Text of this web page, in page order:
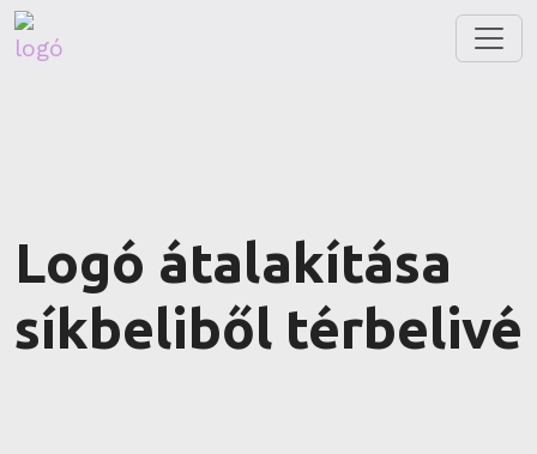
Logó átalakítása
síkbeliből térbelivé